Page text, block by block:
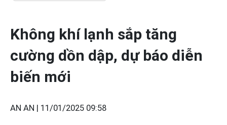
Không khí lạnh sắp tăng
cường dồn dập, dự báo diễn
biến mới
AN AN | 11/01/2025 09:58